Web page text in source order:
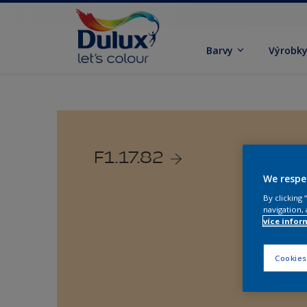
Barvy
F1.17.82
We
By clicking
navigation,
více